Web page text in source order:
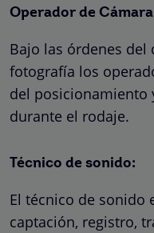
Operador de
Bajo las órdenes
fotografía los
del posicionamiento
durante el rodaje.
Técnico de sonido:
El técnico de sonido
captación, registro,